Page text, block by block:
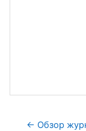
← Обзор